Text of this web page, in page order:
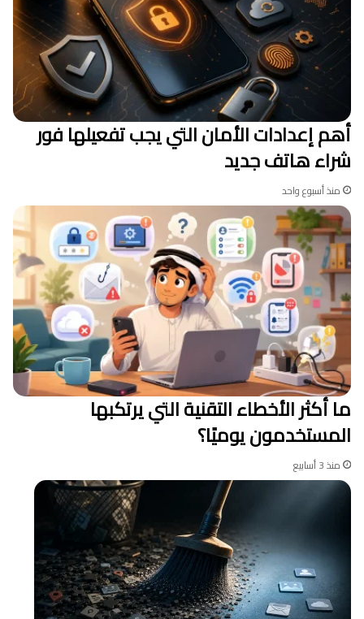
أهم إعدادات الأمان التي يجب تفعيلها فور
شراء هاتف جديد
منذ أسبوع واحد
ما أكثر الأخطاء التقنية التي يرتكبها
المستخدمون يوميًا؟
منذ 3 أسابيع